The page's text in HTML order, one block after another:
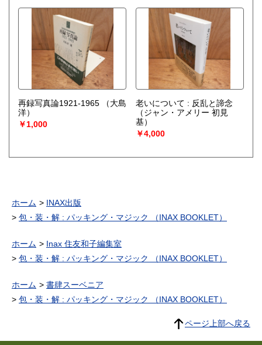
再録写真論1921-1965
（大島
洋）
￥1,000
老いについて : 反乱と諦念
（ジャン・アメリー 初見
基）
￥4,000
ホーム
INAX出版
包・装・解 : パッキング・マジック （INAX BOOKLET）
ホーム
Inax 住友和子編集室
包・装・解 : パッキング・マジック （INAX BOOKLET）
ホーム
書肆スーベニア
包・装・解 : パッキング・マジック （INAX BOOKLET）
ページ上部へ戻る